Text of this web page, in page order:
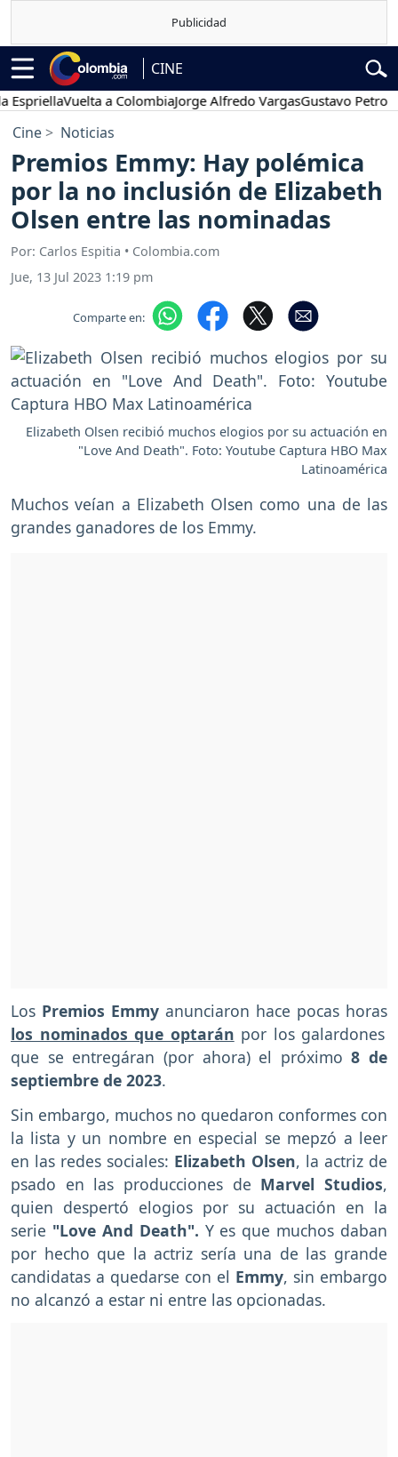
CINE
Vuelta a ColombiaJorge Alfredo VargasGustavo Petro
Cine Noticias
Premios Emmy: Hay polémica
por la no inclusión de Elizabeth
Olsen entre las nominadas
Por: Carlos Espitia • Colombia.com
Jue, 13 Jul 2023 1:19 pm
Comparte en:
Elizabeth Olsen recibió muchos elogios por su actuación en
"Love And Death". Foto: Youtube Captura HBO Max
Latinoamérica
Muchos veían a Elizabeth Olsen como una de las
grandes ganadores de los Emmy.
Los Premios Emmy anunciaron hace pocas horas
los nominados que optarán por los galardones
que se entregáran (por ahora) el próximo8 de
septiembre de 2023.
Sin embargo, muchos no quedaron conformes con
la lista y un nombre en especial se mepzó a leer
en las redes sociales: Elizabeth Olsen, la actriz de
psado en las producciones de Marvel Studios,
quien despertó elogios por su actuación en la
serie "Love And Death". Y es que muchos daban
por hecho que la actriz sería una de las grande
candidatas a quedarse con el Emmy, sin embargo
no alcanzó a estar ni entre las opcionadas.